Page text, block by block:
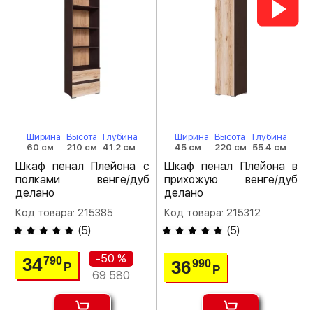
Ширина
60 см
Высота
210 см
Глубина
41.2 см
Шкаф пенал Плейона с
полками венге/дуб
делано
Код товара: 215385
(5)
34790Р
-50 %
69 580
Ширина
45 см
Высота
220 см
Глубина
55.4 см
Шкаф пенал Плейона в
прихожую венге/дуб
делано
Код товара: 215312
(5)
36990 Р